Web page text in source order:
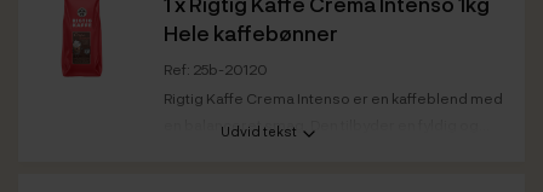
MælkesystemJa - steamer
Farve front /
kabinet
Rød
Hele kaffebønner
Ref: 25b-20120
Rigtig Kaffe Crema Intenso er en kaffeblend med
en balanceret smag. Den tilbyder en fyldig og...
Udvid tekst